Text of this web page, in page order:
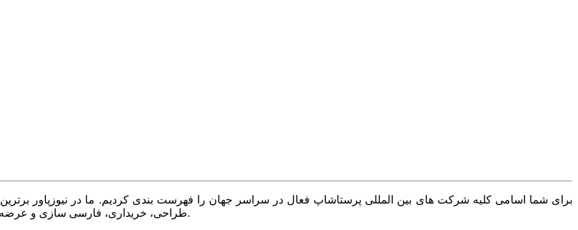
برای شما اسامی کلیه شرکت های بین المللی پرستاشاپ فعال در سراسر جهان را فهرست بندی کردیم. ما در نیوزپاور برترین
طراحی، خریداری، فارسی سازی و عرضه می کنیم. با نیوزپاور همیشه وب سایت خود را بروز و پویا نگه دارید.